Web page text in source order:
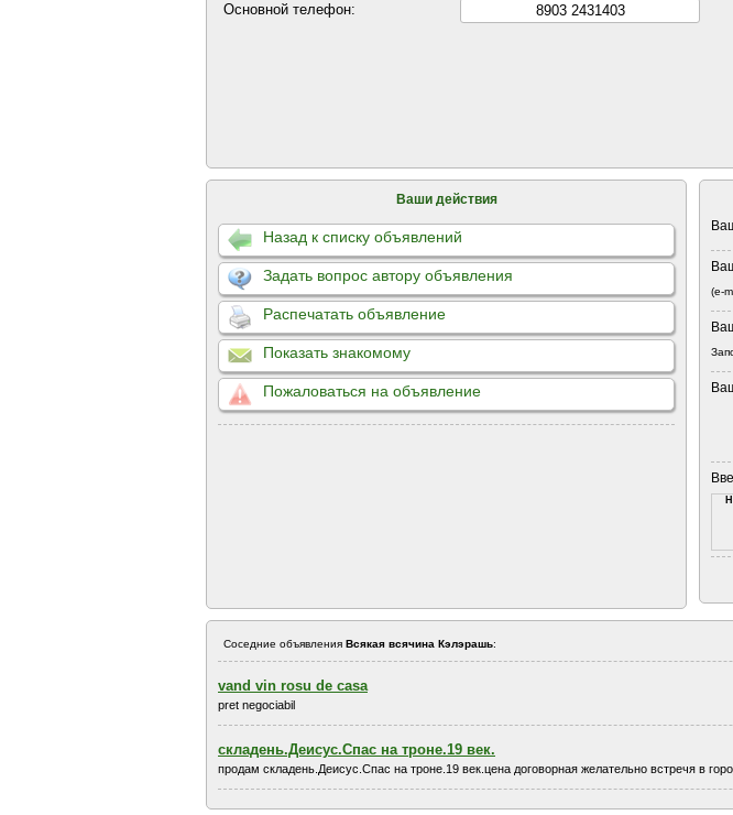
Основной телефон: 8903 2431403
Ваши действия
Назад к списку объявлений
Задать вопрос автору объявления
Распечатать объявление
Показать знакомому
Пожаловаться на объявление
(e-
Соседние объявления Всякая всячина Кэлэрашь:
vand vin rosu de casa
pret negociabil
складень.Деисус.Спас на троне.19 век.
продам складень.Деисус.Спас на троне.19 век.цена договорная желательно встречя в